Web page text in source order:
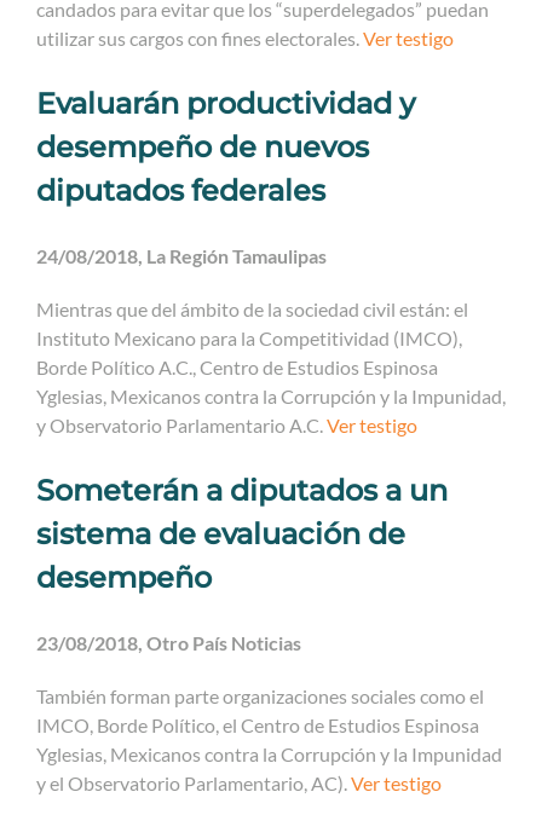
candados para evitar que los “superdelegados” puedan
utilizar sus cargos con fines electorales.Ver testigo
Evaluarán productividad y
desempeño de nuevos
diputados federales
24/08/2018, La Región Tamaulipas
Mientras que del ámbito de la sociedad civil están: el
Instituto Mexicano para la Competitividad (IMCO),
Borde Político A.C., Centro de Estudios Espinosa
Yglesias, Mexicanos contra la Corrupción y la Impunidad,
y Observatorio Parlamentario A.C.Ver testigo
Someterán a diputados a un
sistema de evaluación de
desempeño
23/08/2018, Otro País Noticias
También forman parte organizaciones sociales como el
IMCO, Borde Político, el Centro de Estudios Espinosa
Yglesias, Mexicanos contra la Corrupción y la Impunidad
y el Observatorio Parlamentario, AC).Ver testigo